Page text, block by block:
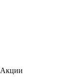
Акции